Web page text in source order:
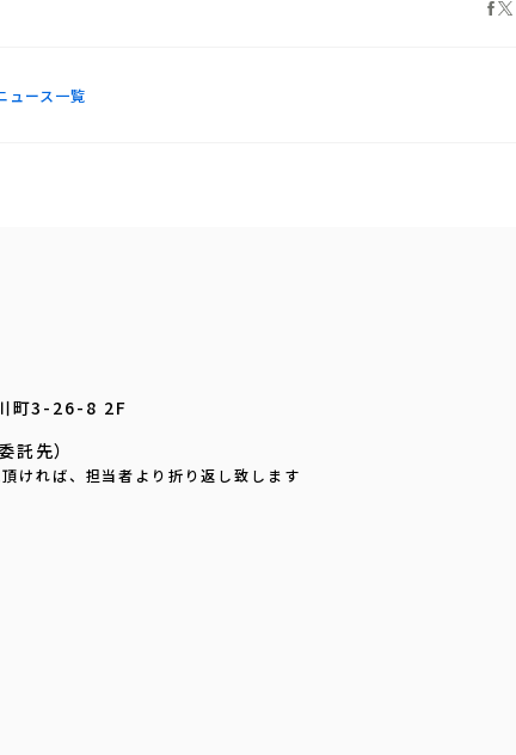
ュース一覧
町3-26-8 2F
先）
ければ、担当者より折り返し致します